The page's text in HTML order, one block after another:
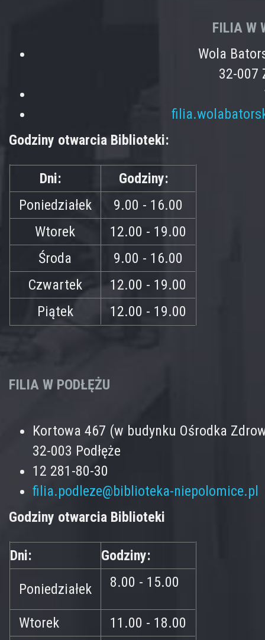
FILIA W
Wola
32-007
Godziny otwarcia Biblioteki:
Dni:
Godziny:
Poniedziałek
9.00 - 16.00
Wtorek
12.00 - 19.00
Środa
9.00 - 16.00
Czwartek
12.00 - 19.00
Piątek
12.00 - 19.00
FILIA W PODŁĘŻU
Kortowa 467 (w budynku Ośrodka
32-003 Podłęże
12 281-80-30
filia.podleze@biblioteka-niepolomice.pl
Godziny otwarcia Biblioteki
Dni: Godziny:
Poniedziałek 8.00 - 15.00
Wtorek
11.00 - 18.00